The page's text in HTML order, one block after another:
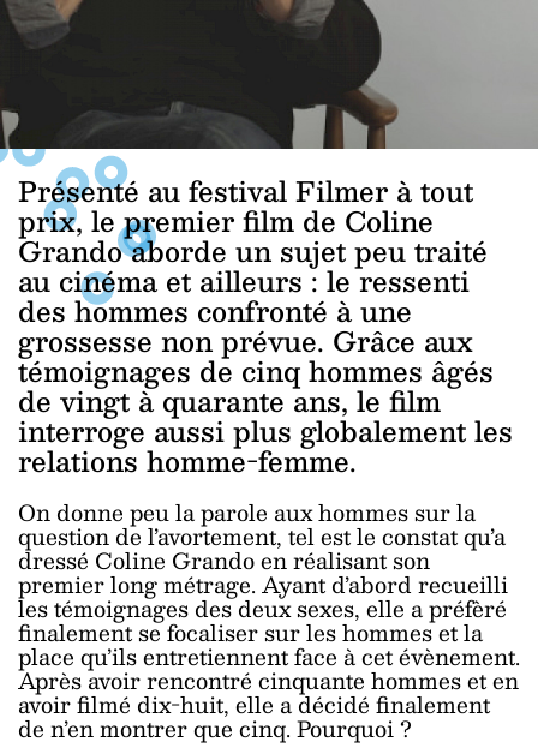
Présenté au festival Filmer à tout
prix, le premier film de Coline
Grando aborde un sujet peu traité
au cinéma et ailleurs : le ressenti
des hommes confronté à une
grossesse non prévue. Grâce aux
témoignages de cinq hommes âgés
de vingt à quarante ans, le film
interroge aussi plus globalement les
relations homme-femme.
On donne peu la parole aux hommes sur la
question de l’avortement, tel est le constat qu’a
dressé Coline Grando en réalisant son
premier long métrage. Ayant d’abord recueilli
les témoignages des deux sexes, elle a préfèré
finalement se focaliser sur les hommes et la
place qu’ils entretiennent face à cet évènement.
Après avoir rencontré cinquante hommes et en
avoir filmé dix-huit, elle a décidé finalement
de n’en montrer que cinq. Pourquoi ?